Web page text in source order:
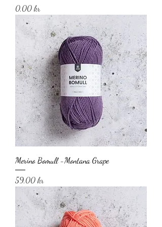
Pris
0,00 kr
Merino Bomull -Montana Grape
Pris
59,00 kr